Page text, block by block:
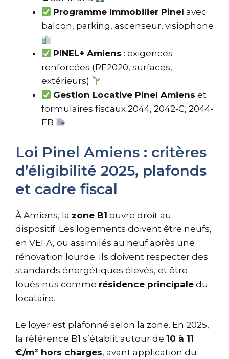
Programme Immobilier Pinel avec
balcon, parking, ascenseur, visiophone
PINEL+ Amiens : exigences
renforcées (RE2020, surfaces,
extérieurs)
Gestion Locative Pinel Amiens et
formulaires fiscaux 2044, 2042-C, 2044-
EB
Loi Pinel Amiens : critères
d’éligibilité 2025, plafonds
et cadre fiscal
À Amiens, la zone B1 ouvre droit au
dispositif. Les logements doivent être neufs,
en VEFA, ou assimilés au neuf après une
rénovation lourde. Ils doivent respecter des
standards énergétiques élevés, et être
loués nus comme résidence principale du
locataire.
Le loyer est plafonné selon la zone. En 2025,
la référence B1 s’établit autour de 10 à 11
€/m² hors charges, avant application du